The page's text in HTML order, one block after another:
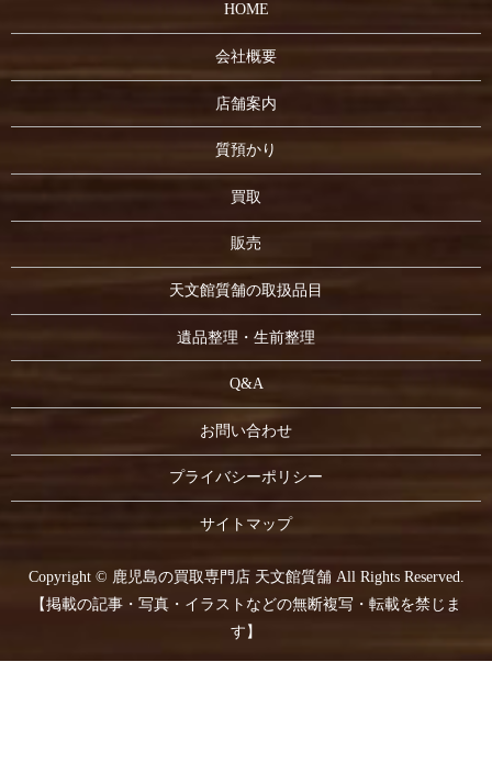
HOME
会社概要
店舗案内
質預かり
買取
販売
天文館質舗の取扱品目
遺品整理・生前整理
Q&A
お問い合わせ
プライバシーポリシー
サイトマップ
Copyright © 鹿児島の買取専門店 天文館質舗 All Rights Reserved.
【掲載の記事・写真・イラストなどの無断複写・転載を禁じま
す】